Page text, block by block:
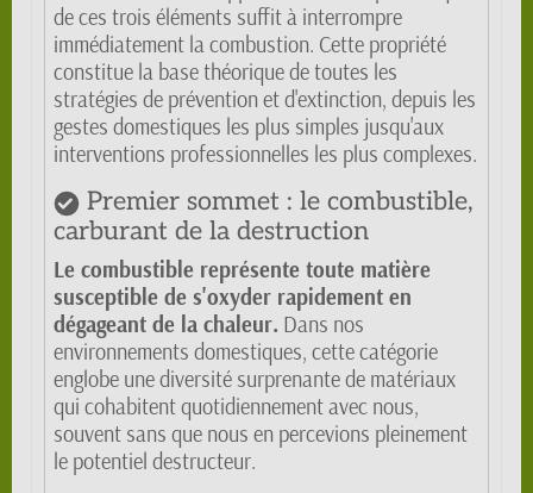
de ces trois éléments suffit à interrompre
immédiatement la combustion. Cette propriété
constitue la base théorique de toutes les
stratégies de prévention et d'extinction, depuis les
gestes domestiques les plus simples jusqu'aux
interventions professionnelles les plus complexes.
Premier sommet : le combustible,
carburant de la destruction
Le combustible représente toute matière
susceptible de s'oxyder rapidement en
dégageant de la chaleur. Dans nos
environnements domestiques, cette catégorie
englobe une diversité surprenante de matériaux
qui cohabitent quotidiennement avec nous,
souvent sans que nous en percevions pleinement
le potentiel destructeur.